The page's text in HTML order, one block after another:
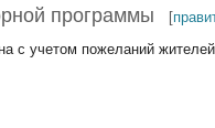
программы [
с учетом пожеланий жителей